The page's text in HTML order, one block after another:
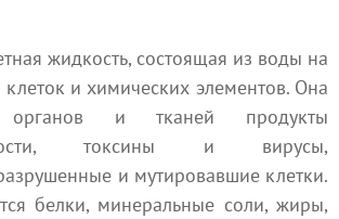
жидкость, состоящая из воды на
и химических элементов. Она
и тканей продукты
токсины и вирусы,
и мутировавшие клетки.
белки, минеральные соли, жиры,